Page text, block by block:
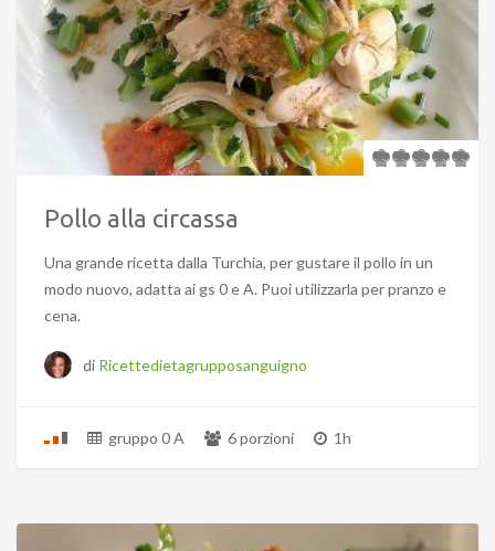
Pollo alla circassa
Una grande ricetta dalla Turchia, per gustare il pollo in un
modo nuovo, adatta ai gs 0 e A. Puoi utilizzarla per pranzo e
cena.
di Ricettedietagrupposanguigno
gruppo 0 A 6 porzioni 1h